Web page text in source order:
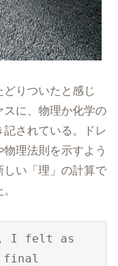
りついたと感じ
スに、物理か化学の
されている。ドレ
理法則を示すよう
しい「理」の計算で
I felt as
final